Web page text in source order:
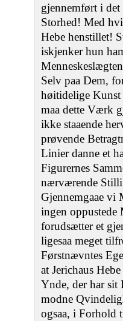
gjennemført i
Storhed! Med
Hebe henstillet!
iskjenker hun
Selv paa Dem,
høitidelige Kunst
maa dette Værk
ikke staaende
prøvende
Linier danne et
Figurernes
nærværende
Gjennemgaae vi
ingen oppustede
forudsætter et
ligesaa meget
Førstnævntes
at Jerichaus
Ynde, der har sit
modne
ogsaa, i Forhold